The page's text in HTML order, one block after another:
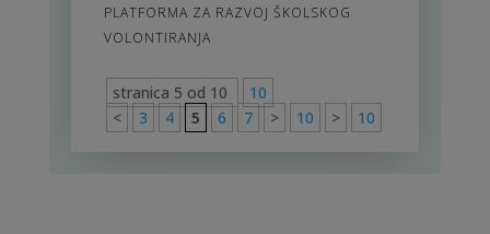
PLATFORMA ZA RAZVOJ ŠKOLSKOG
VOLONTIRANJA
stranica 5 od 10
10
<
3 4 5 6 7 > 10 > 10